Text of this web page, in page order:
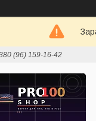
(96) 159-16-42